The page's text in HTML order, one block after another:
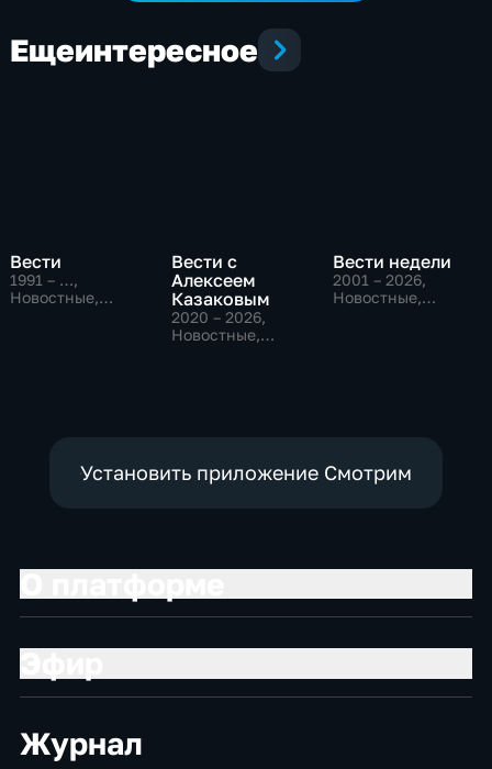
Ещеинтересное
Вести
1991 – …,
Новостные,
Вести с
Алексеем
Казаковым
2020 – 2026,
Новостные,
Вести недели
2001 – 2026,
Новостные,
Установить приложение Смотрим
Журнал